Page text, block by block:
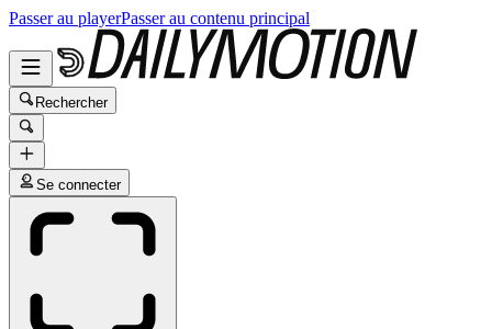
Passer au playerPasser au contenu principal
Rechercher
Se connecter